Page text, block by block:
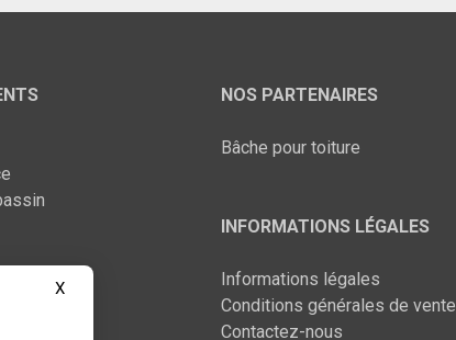
NOS PARTENAIRES
Bâche pour toiture
INFORMATIONS LÉGALES
Informations légales
Conditions générales de vente
Contactez-nous
X